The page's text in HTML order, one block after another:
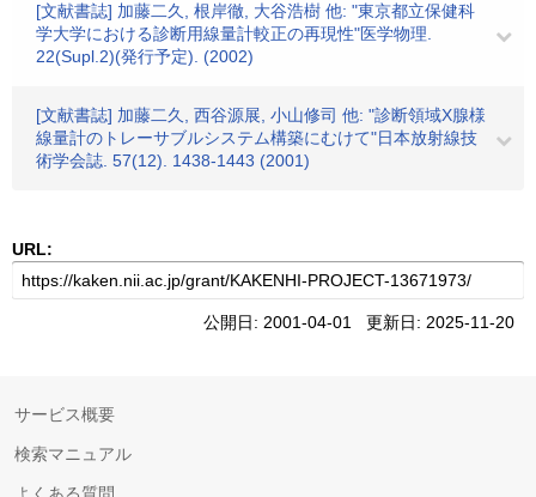
[文献書誌] 加藤二久, 根岸徹, 大谷浩樹 他: "東京都立保健科
学大学における診断用線量計較正の再現性"医学物理.
22(Supl.2)(発行予定). (2002)
[文献書誌] 加藤二久, 西谷源展, 小山修司 他: "診断領域X腺様
線量計のトレーサブルシステム構築にむけて"日本放射線技
術学会誌. 57(12). 1438-1443 (2001)
URL:
公開日: 2001-04-01 更新日: 2025-11-20
サービス概要
検索マニュアル